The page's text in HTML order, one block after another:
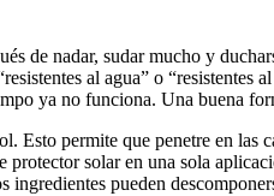
de nadar, sudar mucho y
al agua” o
ya no funciona. Una buena
Esto permite que penetre en
solar en una sola
pueden